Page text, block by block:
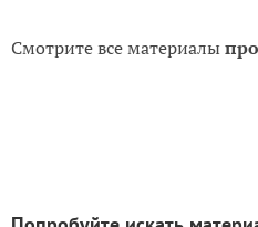
Смотрите все материалы